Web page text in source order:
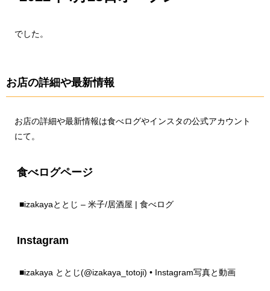
でした。
お店の詳細や最新情報
お店の詳細や最新情報は食べログやインスタの公式アカウント
にて。
食べログページ
■izakayaととじ – 米子/居酒屋 | 食べログ
Instagram
■izakaya ととじ(@izakaya_totoji) • Instagram写真と動画